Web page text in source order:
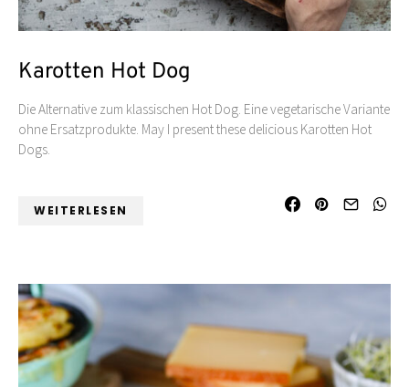
Karotten Hot Dog
Die Alternative zum klassischen Hot Dog. Eine vegetarische Variante
ohne Ersatzprodukte. May I present these delicious Karotten Hot
Dogs.
WEITERLESEN